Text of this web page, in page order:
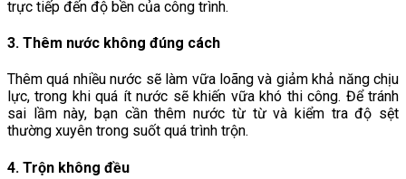
trực tiếp đến độ bền của công trình.
3. Thêm nước không đúng cách
Thêm quá nhiều nước sẽ làm vữa loãng và giảm khả năng chịu
lực, trong khi quá ít nước sẽ khiến vữa khó thi công. Để tránh
sai lầm này, bạn cần thêm nước từ từ và kiểm tra độ sệt
thường xuyên trong suốt quá trình trộn.
4. Trộn không đều